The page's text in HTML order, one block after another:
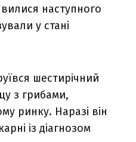
наступного
у стані
шестирічний
з грибами,
ринку. Наразі він
із діагнозом